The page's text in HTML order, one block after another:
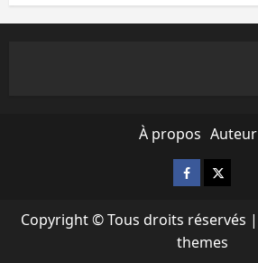
À propos Auteur
Facebook
X
Copyright © Tous droits réservés |
themes